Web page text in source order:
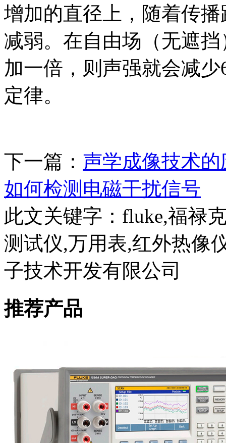
增加的直径上，随着传
减弱。在自由场（无遮
加一倍，则声强就会减
定律。
下一篇： 声学成像技术的
如何检测电磁干扰信号
此文关键字： fluke,福禄
测试仪,万用表,红外热像
子技术开发有限公司
推荐产品